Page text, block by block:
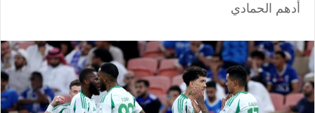
أدهم الحمادي